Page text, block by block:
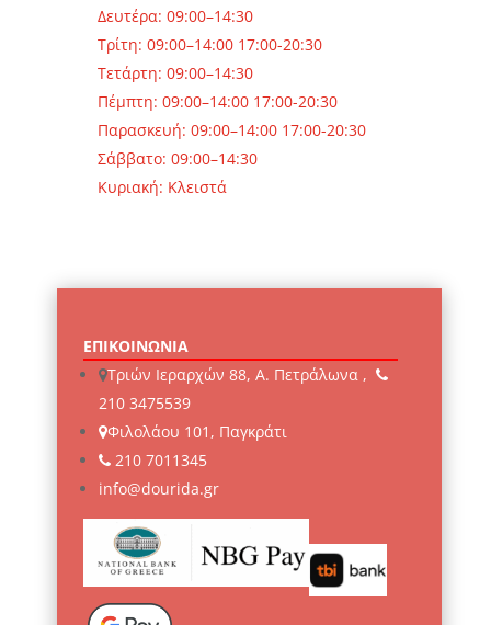
Δευτέρα: 09:00–14:30
Τρίτη: 09:00–14:00 17:00-20:30
Τετάρτη: 09:00–14:30
Πέμπτη: 09:00–14:00 17:00-20:30
Παρασκευή: 09:00–14:00 17:00-20:30
Σάββατο: 09:00–14:30
Κυριακή: Κλειστά
ΕΠΙΚΟΙΝΩΝΙΑ
Τριών Ιεραρχών 88, Α. Πετράλωνα ,
210 3475539
Φιλολάου 101, Παγκράτι
210 7011345
info@dourida.gr